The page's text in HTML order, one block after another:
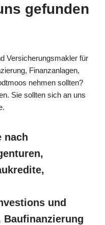
gefunden
Versicherungsmakler für
Finanzanlagen,
nehmen sollten?
Sie sollten sich an uns
nach
und
Baufinanzierung